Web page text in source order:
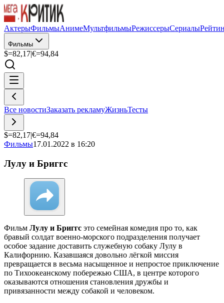
АктерыФильмыАнимеМультфильмыРежиссерыСериалы
Фильмы
$=82,17|€=94,84
Все новостиЗаказать рекламуЖизньТесты
$=82,17|€=94,84
Фильмы17.01.2022 в 16:20
Лулу и Бриггс
Фильм Лулу и Бриггс это семейная комедия про то, как
бравый солдат военно-морского подразделения получает
особое задание доставить служебную собаку Лулу в
Калифорнию. Казавшаяся довольно лёгкой миссия
превращается в весьма насыщенное и непростое приключение
по Тихоокеанскому побережью США, в центре которого
оказываются отношения становления дружбы и
привязанности между собакой и человеком.